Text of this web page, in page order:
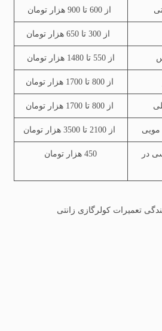
از 600 تا 900 هزار تومان
از 300 تا 650 هزار تومان
از 550 تا 1480 هزار تومان
از 800 تا 1700 هزار تومان
از 800 تا 1700 هزار تومان
مویی از 2100 تا 3500 هزار تومان
در
450 هزار تومان
تعمیرات کولرگازی زانتی